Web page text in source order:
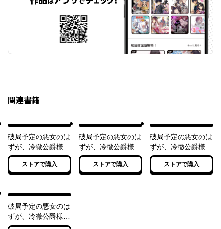
関連書籍
破局予定の悪女のは
ずが、冷徹公爵様が
別れてくれません！
【電子特典付き】
ストアで購入
破局予定の悪女のは
ずが、冷徹公爵様が
別れてくれません！
２【電子特典付き】
ストアで購入
破局予定の悪女のは
ずが、冷徹公爵様が
別れてくれません！
３【電子特典付き】
ストアで購入
破局予定の悪女のは
ずが、冷徹公爵様が
別れてくれません！